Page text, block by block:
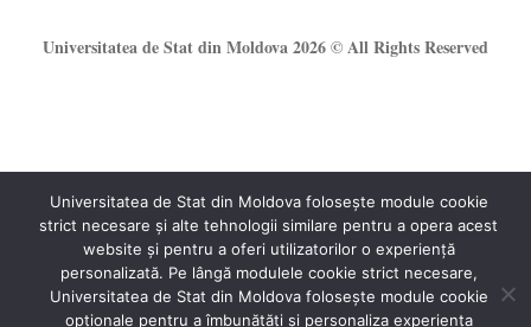
Universitatea de Stat din Moldova 2026 © All Rights Reserved
Oficiul Programare Web al USM®
Universitatea de Stat din Moldova folosește module cookie
strict necesare și alte tehnologii similare pentru a opera acest
website și pentru a oferi utilizatorilor o experiență
personalizată. Pe lângă modulele cookie strict necesare,
Universitatea de Stat din Moldova folosește module cookie
opționale pentru a îmbunătăți și personaliza experiența